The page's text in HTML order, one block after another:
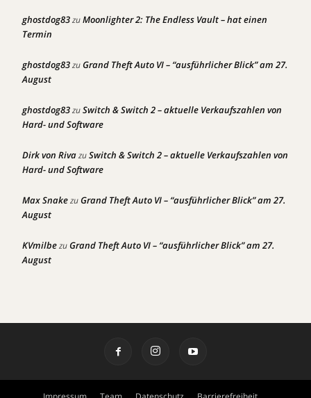
ghostdog83zuMoonlighter 2: The Endless Vault – hat einen
Termin
ghostdog83zuGrand Theft Auto VI – “ausführlicher Blick” am 27.
August
ghostdog83zuSwitch & Switch 2 – aktuelle Verkaufszahlen von
Hard- und Software
Dirk von RivazuSwitch & Switch 2 – aktuelle Verkaufszahlen von
Hard- und Software
Max SnakezuGrand Theft Auto VI – “ausführlicher Blick” am 27.
August
KVmilbezuGrand Theft Auto VI – “ausführlicher Blick” am 27.
August